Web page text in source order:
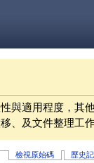
與適用程度，其
、及文件整理工
檢視原始碼 歷史